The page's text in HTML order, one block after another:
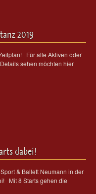
2019
Für alle Aktiven oder
sehen möchten hier
dabei!
& Ballett Neumann in der
Mit 8 Starts gehen die